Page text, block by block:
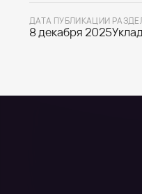
ДАТА ПУБЛИКАЦИИ
8 декабря 2025